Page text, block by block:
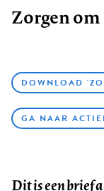
Kruimelpad
Zorgen om
DOWNLOAD
GA NAAR
Dit is een brief